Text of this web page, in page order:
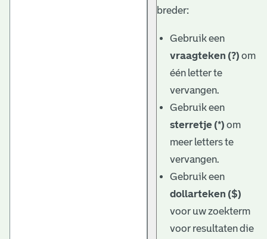
breder:
Gebruik een
vraagteken (?) om
één letter te
vervangen.
Gebruik een
sterretje (*) om
meer letters te
vervangen.
Gebruik een
dollarteken ($)
voor uw zoekterm
voor resultaten die